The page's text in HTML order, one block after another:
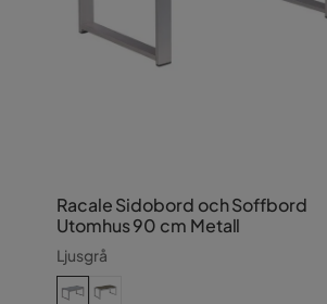
Racale Sidobord och Soffbord
Utomhus 90 cm Metall
Ljusgrå